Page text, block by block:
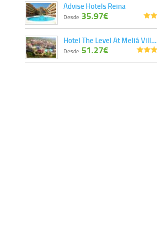
Advise Hotels Reina
Desde 35.97€
Hotel The Level At Meliá Vill…
Desde 51.27€